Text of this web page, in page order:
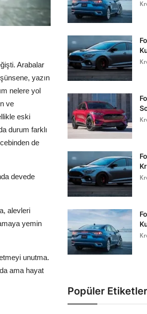
Arabalar
yazın
nelere yol
ve
eski
durum farklı
de
devede
alevleri
yemin
unutma.
ama hayat
Popüler Etiketler